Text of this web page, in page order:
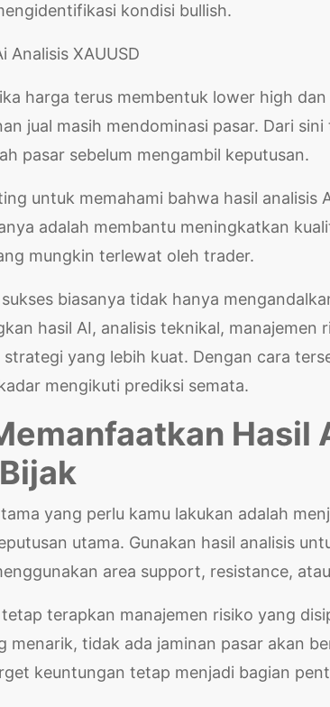
kondisi bullish.
harga terus membentuk lower high
jual masih mendominasi pasar. Dari
pasar sebelum mengambil keputusan.
untuk memahami bahwa hasil analisis
adalah membantu meningkatkan
mungkin terlewat oleh trader.
biasanya tidak hanya
hasil AI, analisis teknikal,
strategi yang lebih kuat. Dengan cara
mengikuti prediksi semata.
Hasil
yang perlu kamu lakukan adalah
utama. Gunakan hasil analisis
area support, resistance,
terapkan manajemen risiko yang
menarik, tidak ada jaminan pasar akan
keuntungan tetap menjadi bagian